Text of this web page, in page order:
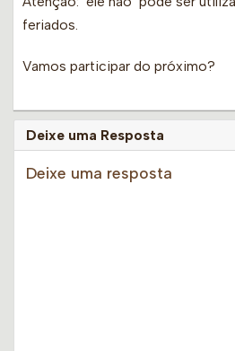
feriados.
Vamos participar do próximo?
Deixe uma Resposta
Deixe uma resposta